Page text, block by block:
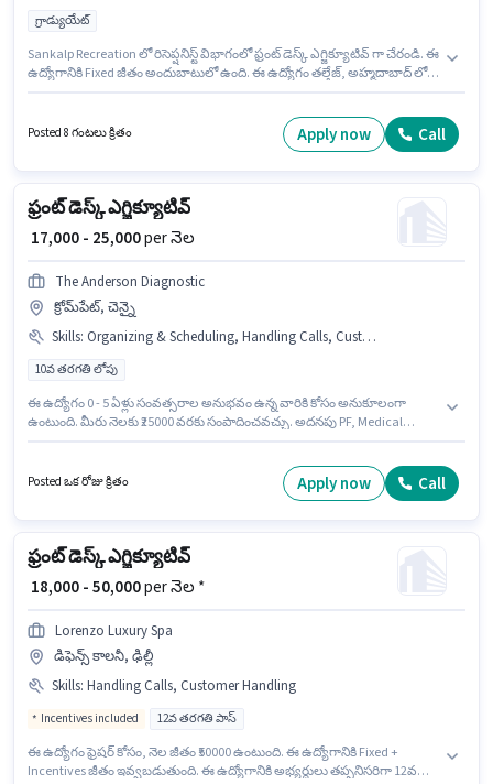
గ్రాడ్యుయేట్
Sankalp Recreation లో రిసెప్షనిస్ట్ విభాగంలో ఫ్రంట్ డెస్క్ ఎగ్జిక్యూటివ్ గా చేరండి. ఈ
ఉద్యోగానికి Fixed జీతం అందుబాటులో ఉంది. ఈ ఉద్యోగం తల్తేజ్, అహ్మదాబాద్ లో
₹25000 ఉంటుంది.
Posted 8 గంటలు క్రితం Apply now Call
ఫ్రంట్ డెస్క్ ఎగ్జిక్యూటివ్
₹ 17,000 - 25,000per నెల
The Anderson Diagnostic
క్రోమ్‌పేట్, చెన్నై
Skills: Organizing & Scheduling, Handling Calls, Customer Handling, Computer Knowledge
10వ తరగతి లోపు
ఈ ఉద్యోగం 0 - 5 ఏళ్లు సంవత్సరాల అనుభవం ఉన్న వారికి కోసం అనుకూలంగా
ఉంటుంది. మీరు నెలకు ₹25000 వరకు సంపాదించవచ్చు. అదనపు PF, Medical
ఎగ్జిక్యూటివ్ గా చేరండి. ఈ ఉద్యోగానికి Fixed జీతం ఇవ్వబడుతుంది. 10వ తరగతి
లోపు అర్హత ఉన్న అభ్యర్థులు ఈ ఉద్యోగానికి అప్లై చేసుకోవచ్చు. ఈ ఉద్యోగానికి అభ్యర్థి
Posted ఒక రోజు క్రితం Apply now Call
ఫ్రంట్ డెస్క్ ఎగ్జిక్యూటివ్
₹ 18,000 - 50,000per నెల *
Lorenzo Luxury Spa
డిఫెన్స్ కాలనీ, ఢిల్లీ
Skills: Handling Calls, Customer Handling
Incentives included 12వ తరగతి పాస్
ఈ ఉద్యోగం ఫ్రెషర్ కోసం, నెల జీతం ₹50000 ఉంటుంది. ఈ ఉద్యోగానికి Fixed +
Incentives జీతం ఇవ్వబడుతుంది. ఈ ఉద్యోగానికి అభ్యర్థులు తప్పనిసరిగా 12వ